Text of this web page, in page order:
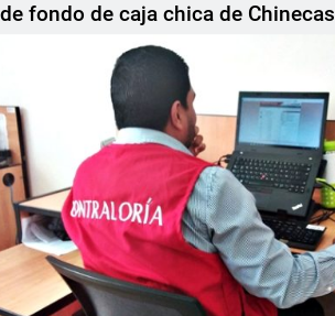
de fondo de caja chica de Chinecas